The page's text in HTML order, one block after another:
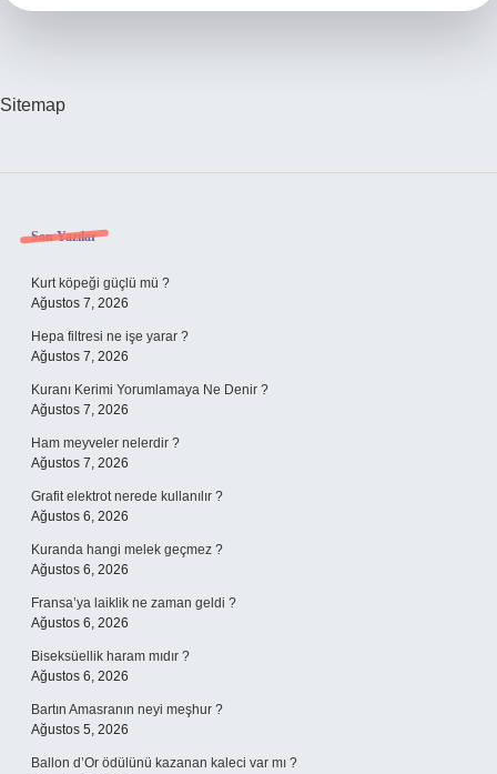
Sitemap
Sidebar
Son Yazılar
Kurt köpeği güçlü mü ?
Ağustos 7, 2026
Hepa filtresi ne işe yarar ?
Ağustos 7, 2026
Kuranı Kerimi Yorumlamaya Ne Denir ?
Ağustos 7, 2026
Ham meyveler nelerdir ?
Ağustos 7, 2026
Grafit elektrot nerede kullanılır ?
Ağustos 6, 2026
Kuranda hangi melek geçmez ?
Ağustos 6, 2026
Fransa’ya laiklik ne zaman geldi ?
Ağustos 6, 2026
Biseksüellik haram mıdır ?
Ağustos 6, 2026
Bartın Amasranın neyi meşhur ?
Ağustos 5, 2026
Ballon d’Or ödülünü kazanan kaleci var mı ?